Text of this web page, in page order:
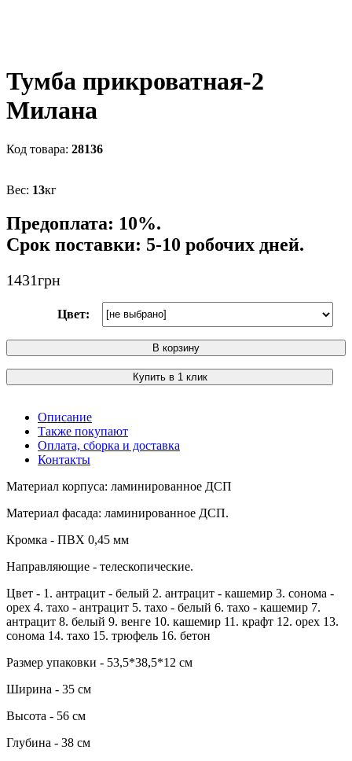
Тумба прикроватная-2
Милана
28136
13кг
Предоплата: 10%.
Срок поставки: 5-10 робочих дней.
1431грн
Цвет:
В корзину
Купить в 1 клик
Описание
Также покупают
Оплата, сборка и доставка
Контакты
Материал корпуса: ламинированное ДСП
Материал фасада: ламинированное ДСП.
Кромка - ПВХ 0,45 мм
Направляющие - телескопические.
Цвет - 1. антрацит - белый 2. антрацит - кашемир 3. сонома -
орех 4. тахо - антрацит 5. тахо - белый 6. тахо - кашемир 7.
антрацит 8. белый 9. венге 10. кашемир 11. крафт 12. орех 13.
сонома 14. тахо 15. трюфель 16. бетон
Размер упаковки - 53,5*38,5*12 см
Ширина - 35 см
Высота - 56 см
Глубина - 38 см